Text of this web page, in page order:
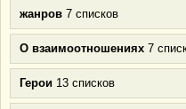
жанров 7 списков
О взаимоотношениях 7
Герои 13 списков